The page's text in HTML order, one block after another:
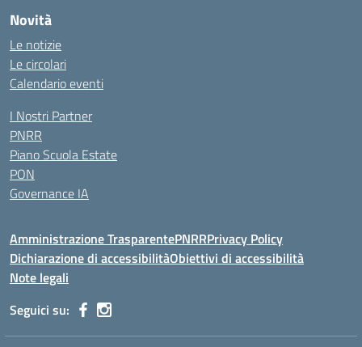
Novità
Le notizie
Le circolari
Calendario eventi
I Nostri Partner
PNRR
Piano Scuola Estate
PON
Governance IA
Amministrazione TrasparentePNRRPrivacy Policy
Dichiarazione di accessibilitàObiettivi di accessibilità
Note legali
Seguici su: